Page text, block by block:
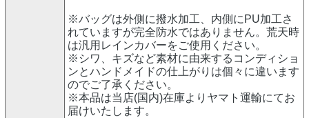
※バッグは外側に撥水加工、内側にPU加工さ
れていますが完全防水ではありません。荒天時
は汎用レインカバーをご使用ください。
※シワ、キズなど素材に由来するコンディショ
ンとハンドメイドの仕上がりは個々に違います
のでご了承ください。
※本品は当店(国内)在庫よりヤマト運輸にてお
届けいたします。